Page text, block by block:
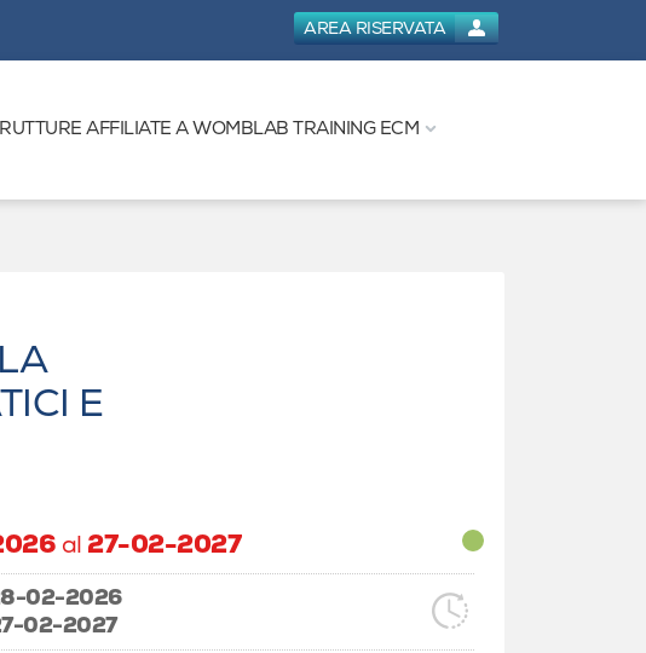
AREA RISERVATA
AFFILIATE A WOMBLAB TRAINING ECM
E
al 27-02-2027
02-2026
02-2027